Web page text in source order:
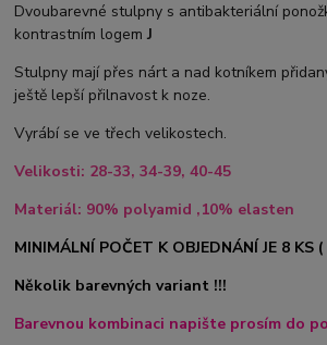
Dvoubarevné stulpny s antibakteriální
kontrastním logem J
Stulpny mají přes nárt a nad kotníkem
ještě lepší přilnavost k noze.
Vyrábí se ve třech velikostech.
Velikosti: 28-33, 34-39, 40-45
Materiál: 90% polyamid ,10% elasten
MINIMÁLNÍ POČET K OBJEDNÁNÍ JE 8 KS
Několik barevných variant !!!
Barevnou kombinaci napište prosím do